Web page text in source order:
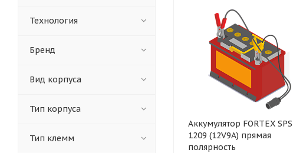
Аккумулятор FORTEX SPS
1209 (12V9A) прямая
полярность
Технология
Бренд
Вид корпуса
Тип корпуса
Тип клемм